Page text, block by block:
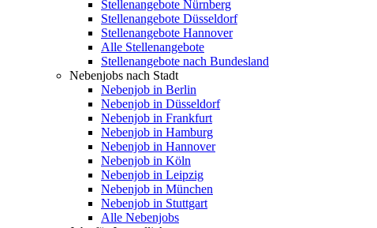
Stellenangebote Nürnberg
Stellenangebote Düsseldorf
Stellenangebote Hannover
Alle Stellenangebote
Stellenangebote nach Bundesland
Nebenjobs nach Stadt
Nebenjob in Berlin
Nebenjob in Düsseldorf
Nebenjob in Frankfurt
Nebenjob in Hamburg
Nebenjob in Hannover
Nebenjob in Köln
Nebenjob in Leipzig
Nebenjob in München
Nebenjob in Stuttgart
Alle Nebenjobs